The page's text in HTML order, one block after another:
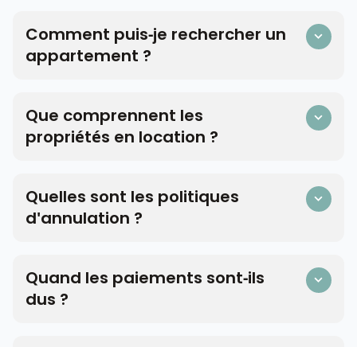
Comment puis-je rechercher un
appartement ?
Que comprennent les
propriétés en location ?
Quelles sont les politiques
d'annulation ?
Quand les paiements sont-ils
dus ?